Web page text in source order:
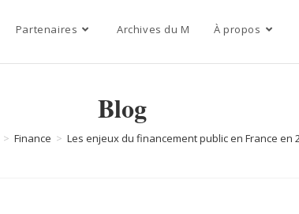
Partenaires Archives du M À propos
Blog
> Finance > Les enjeux du financement public en France en